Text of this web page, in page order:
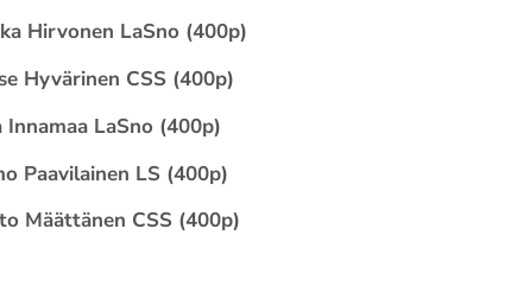
Hirvonen LaSno (400p)
Hyvärinen CSS (400p)
Innamaa LaSno (400p)
Paavilainen LS (400p)
Määttänen CSS (400p)